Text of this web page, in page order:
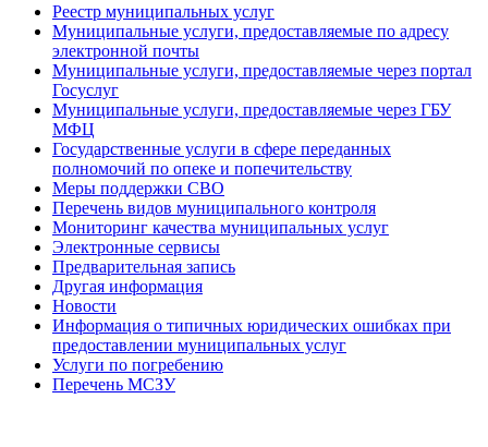
Реестр муниципальных услуг
Муниципальные услуги, предоставляемые по адресу
электронной почты
Муниципальные услуги, предоставляемые через портал
Госуслуг
Муниципальные услуги, предоставляемые через ГБУ
МФЦ
Государственные услуги в сфере переданных
полномочий по опеке и попечительству
Меры поддержки СВО
Перечень видов муниципального контроля
Мониторинг качества муниципальных услуг
Электронные сервисы
Предварительная запись
Другая информация
Новости
Информация о типичных юридических ошибках при
предоставлении муниципальных услуг
Услуги по погребению
Перечень МСЗУ